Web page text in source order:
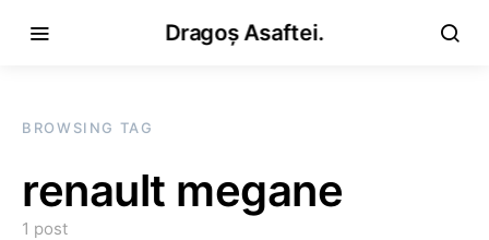
Dragoș Asaftei.
BROWSING TAG
renault megane
1 post